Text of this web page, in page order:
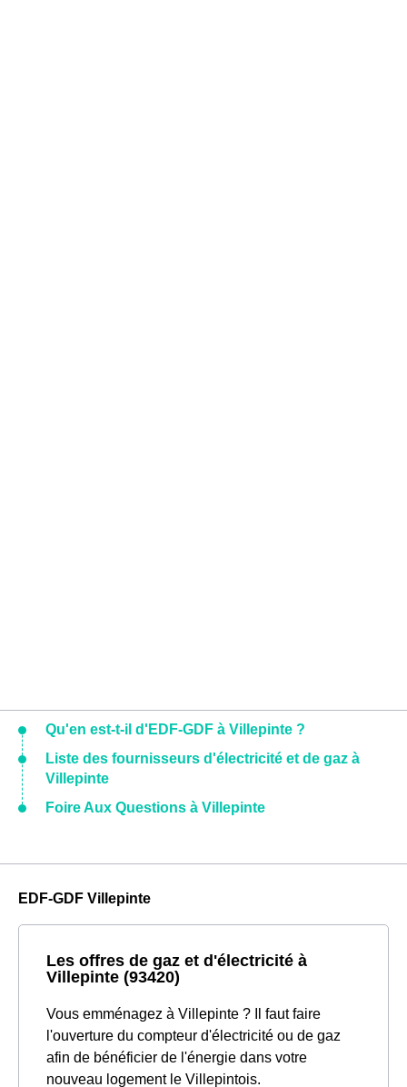
Qu'en est-t-il d'EDF-GDF à Villepinte ?
Liste des fournisseurs d'électricité et de gaz à
Villepinte
Foire Aux Questions à Villepinte
EDF-GDF Villepinte
Les offres de gaz et d'électricité à
Villepinte (93420)
Vous emménagez à Villepinte ? Il faut faire
l'ouverture du compteur d'électricité ou de gaz
afin de bénéficier de l'énergie dans votre
nouveau logement le Villepintois.